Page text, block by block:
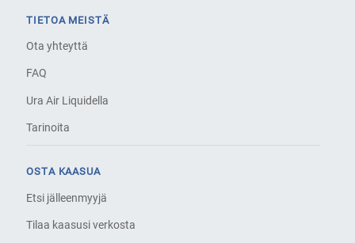
TIETOA MEISTÄ
Ota yhteyttä
FAQ
Ura Air Liquidella
Tarinoita
OSTA KAASUA
Etsi jälleenmyyjä
Tilaa kaasusi verkosta